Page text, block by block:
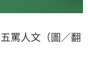
罵人文（圖／翻